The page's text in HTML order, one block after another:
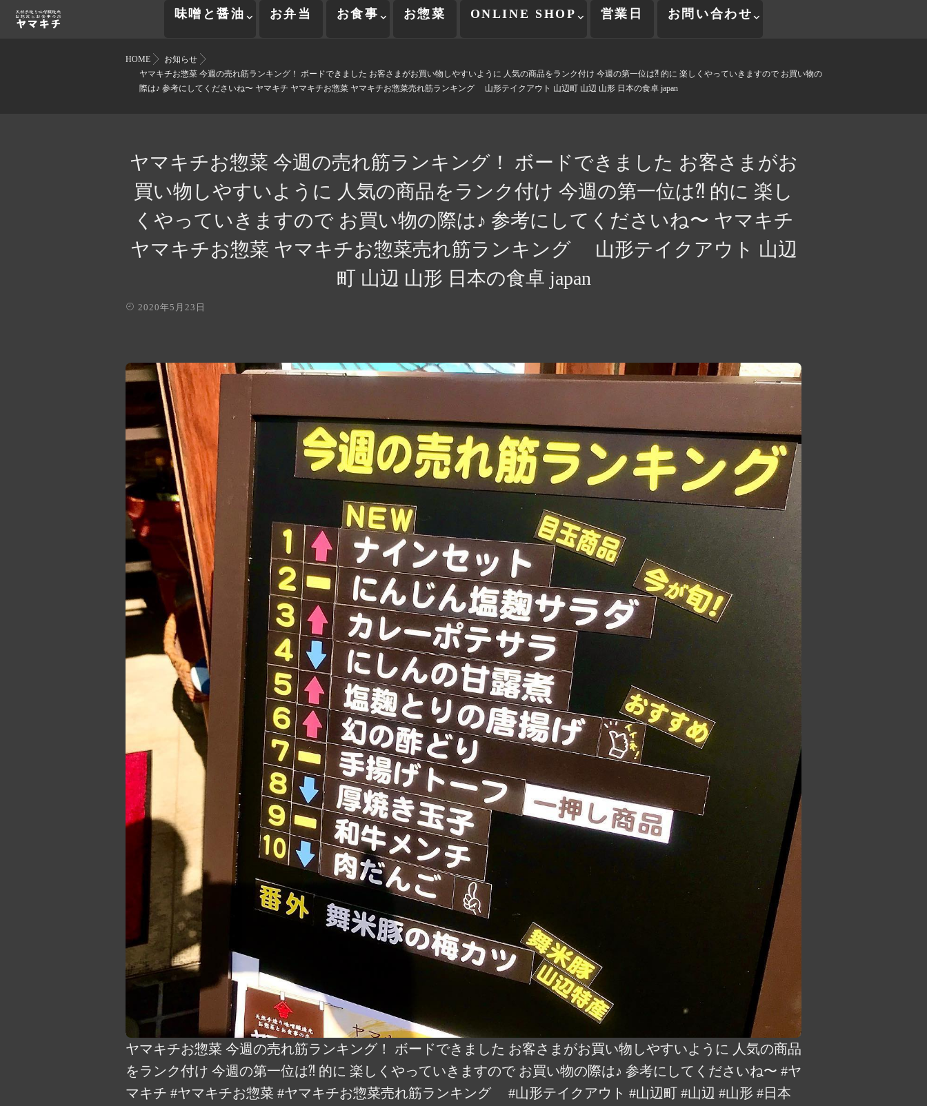
味噌と醤油 お弁当 お食事 お惣菜 ONLINE SHOP 営業日 お問い合わせ
HOME
お知らせ
ヤマキチお惣菜 今週の売れ筋ランキング！ ボードできました お客さまがお買い物しやすいように 人気の商品をランク付け️️ 今週の第一位は⁈ 的に 楽しくやっていきますので お買い物の
際は♪ 参考にしてくださいね〜 ヤマキチ ヤマキチお惣菜 ヤマキチお惣菜売れ筋ランキング 山形テイクアウト 山辺町 山辺 山形 日本の食卓 japan
ヤマキチお惣菜 今週の売れ筋ランキング！ ボードできました お客さまがお
買い物しやすいように 人気の商品をランク付け️️ 今週の第一位は⁈ 的に 楽し
くやっていきますので お買い物の際は♪ 参考にしてくださいね〜 ヤマキチ
ヤマキチお惣菜 ヤマキチお惣菜売れ筋ランキング 山形テイクアウト 山辺
町 山辺 山形 日本の食卓 japan
2020年5月23日
ヤマキチお惣菜 今週の売れ筋ランキング！ ボードできました お客さまがお買い物しやすいように 人気の商品
をランク付け️️ 今週の第一位は⁈ 的に 楽しくやっていきますので お買い物の際は♪ 参考にしてくださいね〜 #ヤ
マキチ #ヤマキチお惣菜 #ヤマキチお惣菜売れ筋ランキング #山形テイクアウト #山辺町 #山辺 #山形 #日本